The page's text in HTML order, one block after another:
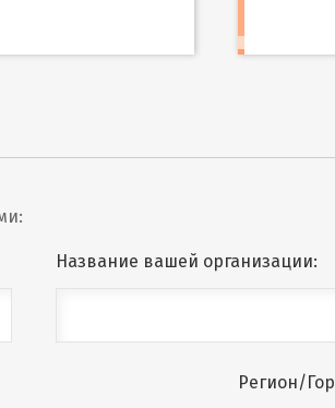
Название вашей организации:
Регион/